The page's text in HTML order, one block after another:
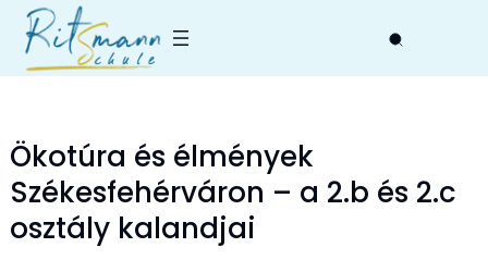
Skip
content
Ökotúra és élmények
Székesfehérváron – a 2.b és 2.c
osztály kalandjai